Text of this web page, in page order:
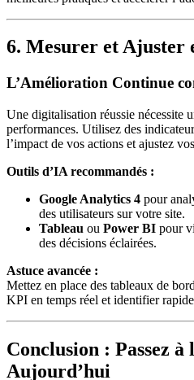
6. Mesurer et Ajuster
L’Amélioration Continue
Une digitalisation réussie nécessite
performances. Utilisez des
l’impact de vos actions et ajustez
Outils d’IA recommandés :
Google Analytics 4 pour
des utilisateurs sur votre site.
Tableau ou Power BI pour
des décisions éclairées.
Astuce avancée :
Mettez en place des tableaux de
KPI en temps réel et identifier
Conclusion : Passez à
Aujourd’hui